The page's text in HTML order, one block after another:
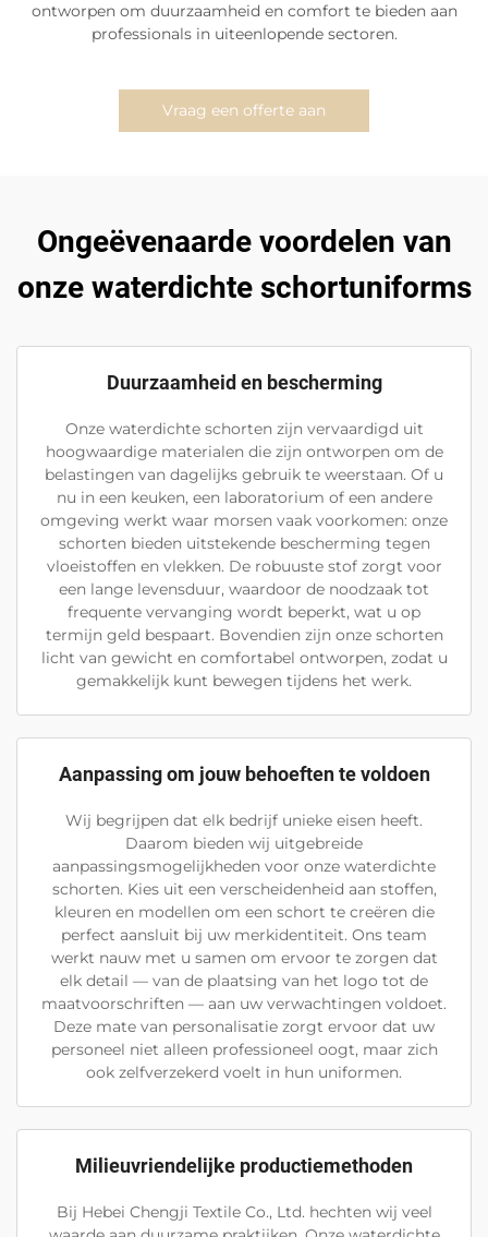
ontworpen om duurzaamheid en comfort te bieden aan
professionals in uiteenlopende sectoren.
Vraag een offerte aan
Ongeëvenaarde voordelen van
onze waterdichte schortuniforms
Duurzaamheid en bescherming
Onze waterdichte schorten zijn vervaardigd uit
hoogwaardige materialen die zijn ontworpen om de
belastingen van dagelijks gebruik te weerstaan. Of u
nu in een keuken, een laboratorium of een andere
omgeving werkt waar morsen vaak voorkomen: onze
schorten bieden uitstekende bescherming tegen
vloeistoffen en vlekken. De robuuste stof zorgt voor
een lange levensduur, waardoor de noodzaak tot
frequente vervanging wordt beperkt, wat u op
termijn geld bespaart. Bovendien zijn onze schorten
licht van gewicht en comfortabel ontworpen, zodat u
gemakkelijk kunt bewegen tijdens het werk.
Aanpassing om jouw behoeften te voldoen
Wij begrijpen dat elk bedrijf unieke eisen heeft.
Daarom bieden wij uitgebreide
aanpassingsmogelijkheden voor onze waterdichte
schorten. Kies uit een verscheidenheid aan stoffen,
kleuren en modellen om een schort te creëren die
perfect aansluit bij uw merkidentiteit. Ons team
werkt nauw met u samen om ervoor te zorgen dat
elk detail — van de plaatsing van het logo tot de
maatvoorschriften — aan uw verwachtingen voldoet.
Deze mate van personalisatie zorgt ervoor dat uw
personeel niet alleen professioneel oogt, maar zich
ook zelfverzekerd voelt in hun uniformen.
Milieuvriendelijke productiemethoden
Bij Hebei Chengji Textile Co., Ltd. hechten wij veel